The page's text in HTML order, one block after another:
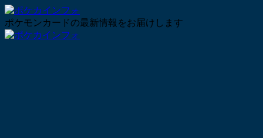
ポケモンカードの最新情報をお届けします